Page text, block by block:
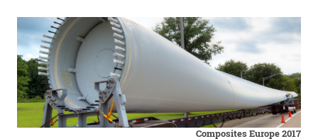
Composites Europe 2017